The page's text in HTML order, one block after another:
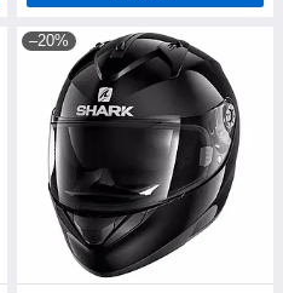
–20%